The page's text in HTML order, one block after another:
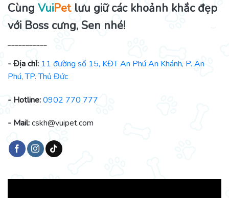
Cùng VuiPetlưu giữ các khoảnh khắc đẹp
với Boss cưng, Sen nhé!
___________
- Địa chỉ: 11 đường số 15, KĐT An Phú An Khánh, P. An
Phú, TP. Thủ Đức
- Hotline:0902 770 777
- Mail:cskh@vuipet.com